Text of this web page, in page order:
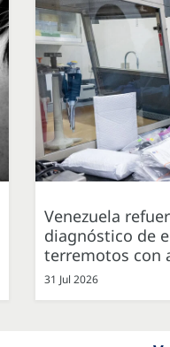
Venezuela
diagnóstico de
terremotos con
31 Jul 2026